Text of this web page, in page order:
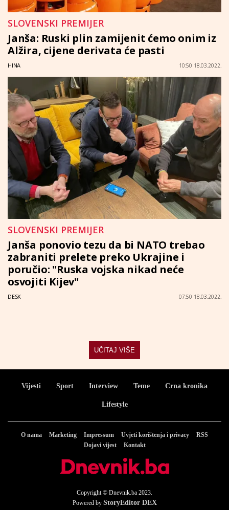
SLOVENSKI PREMIJER
Janša: Ruski plin zamijenit ćemo onim iz
Alžira, cijene derivata će pasti
HINA 10:50 18.03.2022.
SLOVENSKI PREMIJER
Janša ponovio tezu da bi NATO trebao
zabraniti prelete preko Ukrajine i
poručio: "Ruska vojska nikad neće
osvojiti Kijev"
DESK 07:50 18.03.2022.
UČITAJ VIŠE
Vijesti Sport Interview Teme Crna kronika
Lifestyle
O nama Marketing Impressum Uvjeti korištenja i privacy
RSS
Dojavi vijest
Kontakt
Copyright © Dnevnik.ba 2023.
Powered by StoryEditor DEX